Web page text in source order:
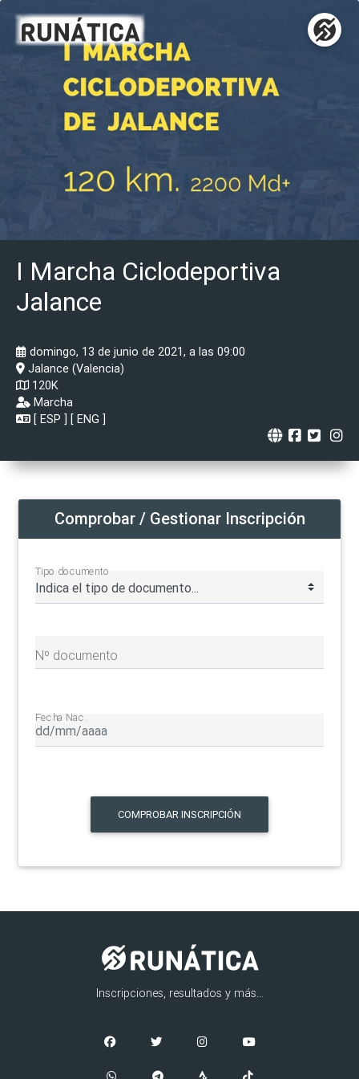
I Marcha Ciclodeportiva
Jalance
domingo, 13 de junio de 2021, a las 09:00
Jalance (Valencia)
120K
Marcha
[ ESP ] [ ENG ]
Comprobar / Gestionar Inscripción
Tipo documento
Nº documento
Fecha Nac.
COMPROBAR INSCRIPCIÓN
Inscripciones, resultados y más...